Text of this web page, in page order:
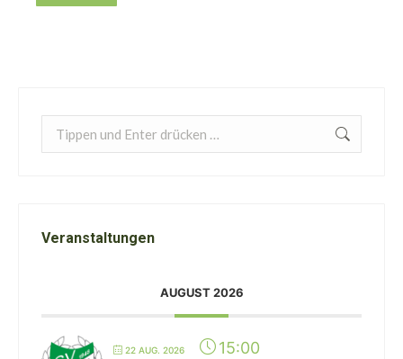
Search:
Veranstaltungen
AUGUST 2026
22 AUG. 2026 15:00